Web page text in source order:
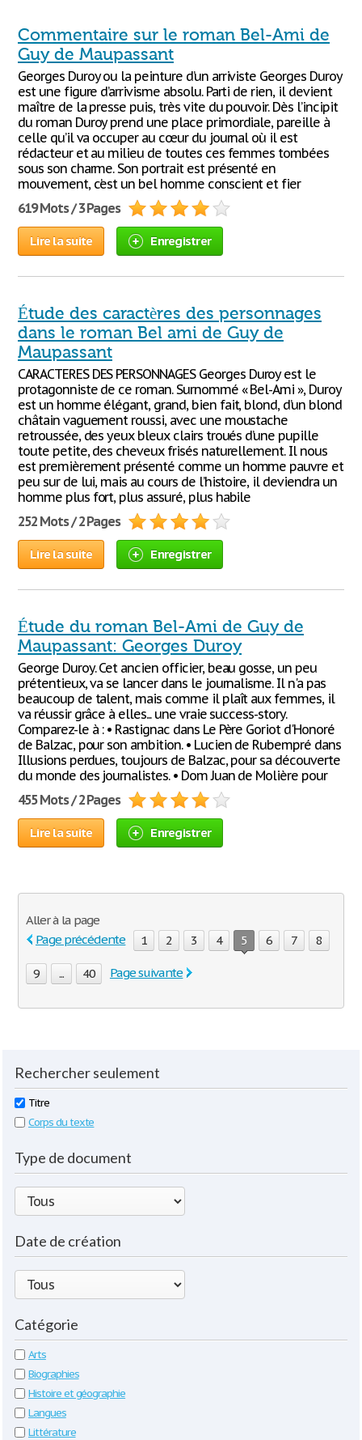
Commentaire sur le roman Bel-Ami de
Guy de Maupassant
Georges Duroy ou la peinture d’un arriviste Georges Duroy
est une figure d’arrivisme absolu. Parti de rien, il devient
maître de la presse puis, très vite du pouvoir. Dès l’incipit
du roman Duroy prend une place primordiale, pareille à
celle qu’il va occuper au cœur du journal où il est
rédacteur et au milieu de toutes ces femmes tombées
sous son charme. Son portrait est présenté en
mouvement, c’est un bel homme conscient et fier
619 Mots / 3 Pages
Lire la suite Enregistrer
Étude des caractères des personnages
dans le roman Bel ami de Guy de
Maupassant
CARACTERES DES PERSONNAGES Georges Duroy est le
protagonniste de ce roman. Surnommé « Bel-Ami », Duroy
est un homme élégant, grand, bien fait, blond, d’un blond
châtain vaguement roussi, avec une moustache
retroussée, des yeux bleux clairs troués d’une pupille
toute petite, des cheveux frisés naturellement. Il nous
est premièrement présenté comme un homme pauvre et
peu sur de lui, mais au cours de l’histoire, il deviendra un
homme plus fort, plus assuré, plus habile
252 Mots / 2 Pages
Lire la suite Enregistrer
Étude du roman Bel-Ami de Guy de
Maupassant: Georges Duroy
George Duroy. Cet ancien officier, beau gosse, un peu
prétentieux, va se lancer dans le journalisme. Il n'a pas
beaucoup de talent, mais comme il plaît aux femmes, il
va réussir grâce à elles... une vraie success-story.
Comparez-le à : • Rastignac dans Le Père Goriot d'Honoré
de Balzac, pour son ambition. • Lucien de Rubempré dans
Illusions perdues, toujours de Balzac, pour sa découverte
du monde des journalistes. • Dom Juan de Molière pour
455 Mots / 2 Pages
Lire la suite Enregistrer
Aller à la page
Page précédente
1 2 3 4 5 6 7 8
9 ... 40 Page suivante
Rechercher seulement
Titre
Corps du texte
Type de document
Date de création
Catégorie
Arts
Biographies
Histoire et géographie
Langues
Littérature